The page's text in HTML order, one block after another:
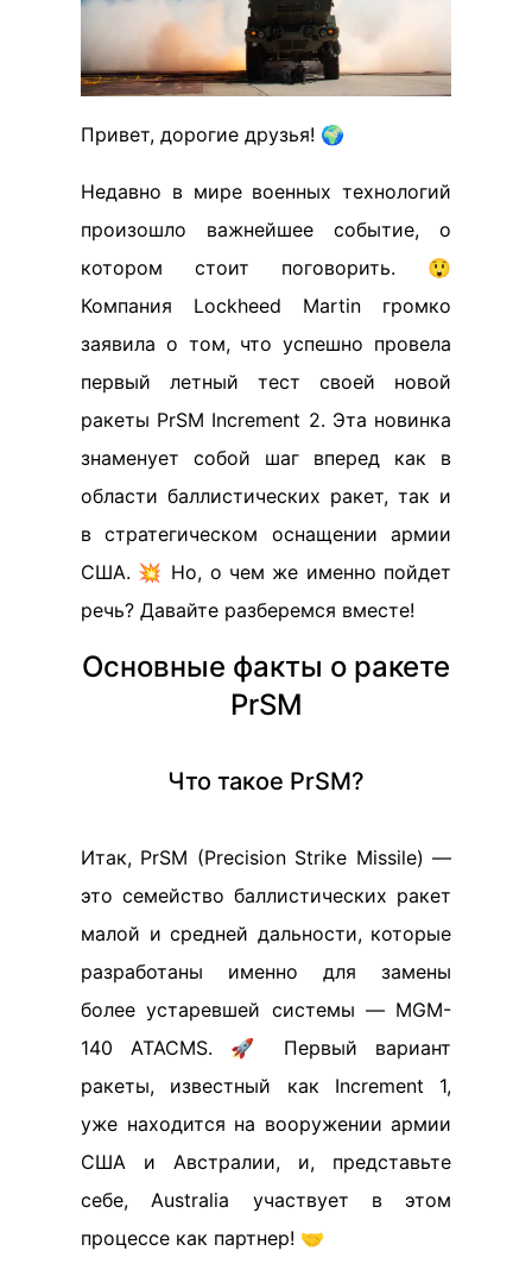
Привет, дорогие друзья! 🌍
Недавно в мире военных технологий
произошло важнейшее событие, о
котором стоит поговорить. 😲
Компания Lockheed Martin громко
заявила о том, что успешно провела
первый летный тест своей новой
ракеты PrSM Increment 2. Эта новинка
знаменует собой шаг вперед как в
области баллистических ракет, так и
в стратегическом оснащении армии
США. 💥 Но, о чем же именно пойдет
речь? Давайте разберемся вместе!
Основные факты о ракете
PrSM
Что такое PrSM?
Итак, PrSM (Precision Strike Missile) —
это семейство баллистических ракет
малой и средней дальности, которые
разработаны именно для замены
более устаревшей системы — MGM-
140 ATACMS. 🚀 Первый вариант
ракеты, известный как Increment 1,
уже находится на вооружении армии
США и Австралии, и, представьте
себе, Australia участвует в этом
процессе как партнер! 🤝